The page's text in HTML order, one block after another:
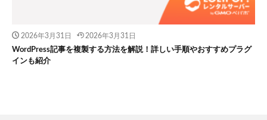
2026年3月31日 2026年3月31日
WordPress記事を複製する方法を解説！詳しい手順やおすすめプラグ
インも紹介